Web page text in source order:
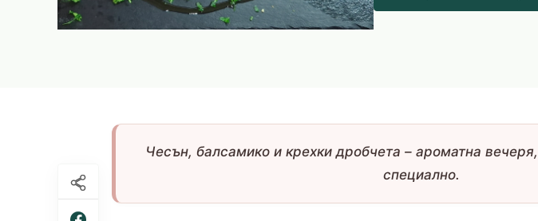
Чесън, балсамико и крехки дробчета – ароматна
специално.